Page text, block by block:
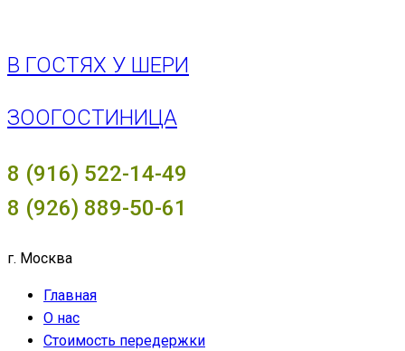
В ГОСТЯХ У ШЕРИ
ЗООГОСТИНИЦА
8 (916) 522-14-49
8 (926) 889-50-61
г. Москва
Главная
О нас
Стоимость передержки